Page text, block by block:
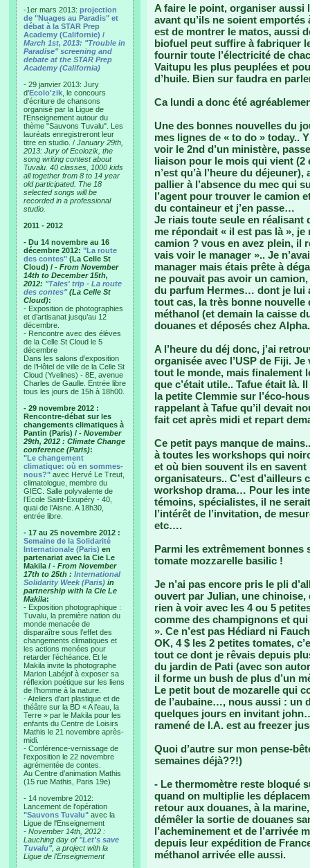
-1er mars 2013: projection
de "Nuages au Paradis" et
débat à la STAR Prep
Academy (Californie) /
March 1st, 2013: "Trouble in
Paradise" screening and
debate at the STAR Prep
Academy (California)
- 29 janvier 2013: Jury
d'Ecolo'zik , le concours
d'écriture de chansons
organisé par la Ligue de
l'Enseignement autour du
thème "Sauvons Tuvalu". Les
lauréats enregistreront leur
titre en studio. / January 29th,
2013: Jury of Ecolozik, the
song writing contest about
Tuvalu. 40 classes, 1000 kids
all together from 8 to 14 year
old participated. The 18
selected songs will be
recorded in a professional
studio.
2011 - 2012
- Du 14 novembre au 16
décembre 2012: "La route
des contes" (La Celle St
Cloud) / - From November
14th to December 15th,
2012: "Tales' trip - La route
des contes"(La Celle St
Cloud):
- Exposition de photographies
et d’artisanat jusqu’au 12
décembre.
- Rencontre avec des élèves
de la Celle St Cloud le 5
décembre
Dans les salons d’exposition
de l’Hôtel de ville de la Celle St
Cloud (Yvelines) - 8E, avenue
Charles de Gaulle. Entrée libre
tous les jours de 15h à 18h00.
- 29 novembre 2012 :
Rencontre-débat sur les
changements climatiques à
Pantin (Paris) / - November
29th, 2012 : Climate Change
conference (Paris):
"Le changement
climatique: où en sommes-
nous?" avec Hervé Le Treut,
climatologue, membre du
GIEC. Salle polyvalente de
l’Ecole Saint-Exupéry - 40,
quai de l’Aisne. A 18h30,
entrée libre.
- 17 au 25 novembre 2012 :
Semaine de la Solidarité
Internationale (Paris) en
partenariat avec la Cie Le
Makila / - From November
17th to 25th : International
Solidarity Week (Paris) in
partnership with la Cie Le
Makila:
- Exposition photographique :
Tuvalu, la première nation du
monde menacée de
disparaître sous l’effet des
changements climatiques et
les actions menées pour
retarder l’échéance. Et le
Makila invite la photographe
Marion Labéjof à exposer sa
réflexion poétique sur les liens
de l’homme à la nature.
- Ateliers d’art plastique et de
théâtre sur la BD « A l’eau, la
Terre » par le Makila pour les
enfants du Centre de Loisirs
Mathis le 21 novembre après-
midi.
- Conférence-vernissage de
l’exposition le 22 novembre
agrémentée de contes.
Au Centre d’animation Mathis
(15 rue Mathis, Paris 19e)
- 14 novembre 2012:
Lancement de l'opération
"Sauvons Tuvalu" avec la
Ligue de l'Enseignement
- November 14th, 2012 :
Lauching day of "Let's save
Tuvalu", a project with la
Ligue de l'Enseignement
A faire le point, organiser aussi
avant qu’ils ne soient
est de montrer le matos, aussi
biofuel peut suffire à fabriquer
fournir toute l’électricité de
Vaitupu les plus peuplées et
d’huile. Bien sur faudra en
Ca lundi a donc été
Une des bonnes nouvelles du
mes lignes de « to do » today..
voir le 2nd d’un ministère,
liaison pour le mois qui vient (2
n’est qu’à l’heure du
pallier à l’absence du mec qui
l’agent pour trouver le camion
du containeur et j’en passe…
Je riais toute seule en
me répondait « il est pas là »,
camion ? vous en avez plein, il
vais voir le manager ».. Je
manager mais étais prête à
ne pouvait pas avoir un
du parfum Hermes… dont je lui
tout cas, la très bonne nouvelle
méthanol (et demain la caisse
douanes et déposés chez
A l’heure du déj donc, j’ai
organisée avec l’USP de Fiji.
tout le monde, mais finalement
que c’était utile.. Tafue était là.
la petite Clemmie sur l’éco-
rappelant à Tafue qu’il devait
fait cet après midi et repart
Ce petit pays manque de
à toutes les workshops qui
et où bien souvent ils en
organisateurs.. C’est d’ailleurs
workshop drama… Pour les
témoins, spécialistes, il ne
l’intérêt de l’invitation, de
etc….
Parmi les extrêmement bonnes
tomate mozzarelle basilic !
Je n’ai pas encore pris le pli
ouvert par Julian, une chinoise,
rien à voir avec les 4 ou 5
comme des champignons et
». Ce n’est pas Hédiard ni
OK, 4 $ les 2 petites tomates,
tout ce dont je rêvais depuis
du jardin de Pati (avec son
il forme un bush de plus d’un
Le petit bout de mozarelle qui
de l’aubaine…, nous aussi : un
quelques jours en invitant
ramené de l.A. est au freezer
Quoi d’autre sur mon pense-
semaines déjà??!)
- Le thermomètre reste bloqué
quand on multiplie les
retour aux douanes, à la
démêler la sortie de douanes
l’acheminement et de l’arrivée
depuis leur expédition de
méthanol arrivée elle aussi.